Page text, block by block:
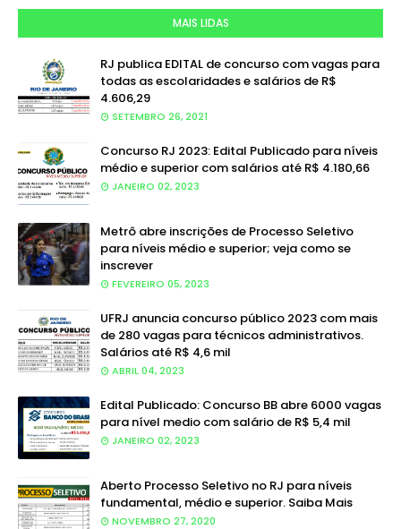
MAIS LIDAS
RJ publica EDITAL de concurso com vagas para
todas as escolaridades e salários de R$
4.606,29
SETEMBRO 26, 2021
Concurso RJ 2023: Edital Publicado para níveis
médio e superior com salários até R$ 4.180,66
JANEIRO 02, 2023
Metrô abre inscrições de Processo Seletivo
para níveis médio e superior; veja como se
inscrever
FEVEREIRO 05, 2023
UFRJ anuncia concurso público 2023 com mais
de 280 vagas para técnicos administrativos.
Salários até R$ 4,6 mil
ABRIL 04, 2023
Edital Publicado: Concurso BB abre 6000 vagas
para nível medio com salário de R$ 5,4 mil
JANEIRO 02, 2023
Aberto Processo Seletivo no RJ para níveis
fundamental, médio e superior. Saiba Mais
NOVEMBRO 27, 2020